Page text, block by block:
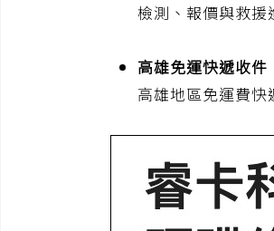
檢測、報價與救援
高雄免運快遞收件
高雄地區免運費快